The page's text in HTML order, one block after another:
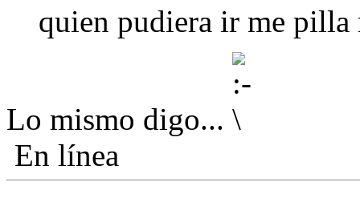
quien pudiera ir me
Lo mismo digo...
En línea